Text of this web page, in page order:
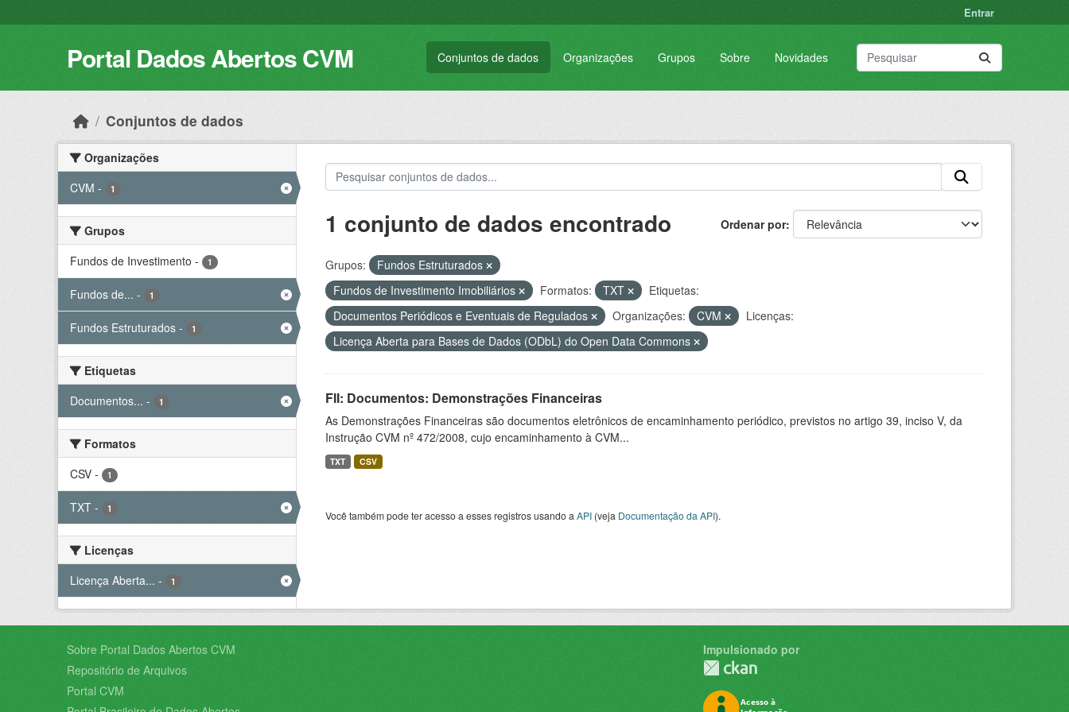
Entrar
Portal Dados Abertos CVM Conjuntos de dados Organizações Grupos Sobre Novidades
Conjuntos de dados
Organizações
CVM - 1
Grupos
Fundos de Investimento - 1
Fundos de... - 1
Fundos Estruturados - 1
Etiquetas
Documentos... - 1
Formatos
CSV - 1
TXT - 1
Licenças
Licença Aberta... - 1
Ordenar por
1 conjunto de dados encontrado
Grupos:
Fundos Estruturados
Fundos de Investimento Imobiliários
Formatos: TXT
Etiquetas:
Documentos Periódicos e Eventuais de Regulados
Organizações: CVM
Licenças:
Licença Aberta para Bases de Dados (ODbL) do Open Data Commons
FII: Documentos: Demonstrações Financeiras
As Demonstrações Financeiras são documentos eletrônicos de encaminhamento periódico, previstos no artigo 39, inciso V, da
Instrução CVM nº 472/2008, cujo encaminhamento à CVM...
TXT CSV
Você também pode ter acesso a esses registros usando a API(veja Documentação da API).
Sobre Portal Dados Abertos CVM
Repositório de Arquivos
Portal CVM
Impulsionado por